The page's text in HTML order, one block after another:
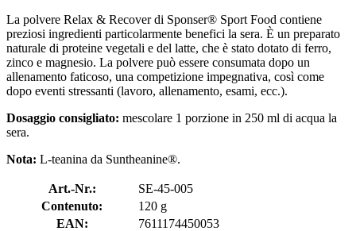
La polvere Relax & Recover di Sponser® Sport Food contiene
preziosi ingredienti particolarmente benefici la sera. È un preparato
naturale di proteine vegetali e del latte, che è stato dotato di ferro,
zinco e magnesio. La polvere può essere consumata dopo un
allenamento faticoso, una competizione impegnativa, così come
dopo eventi stressanti (lavoro, allenamento, esami, ecc.).
Dosaggio consigliato: mescolare 1 porzione in 250 ml di acqua la
sera.
Nota: L-teanina da Suntheanine®.
Art.-Nr.:
SE-45-005
Contenuto:
120 g
EAN:
7611174450053